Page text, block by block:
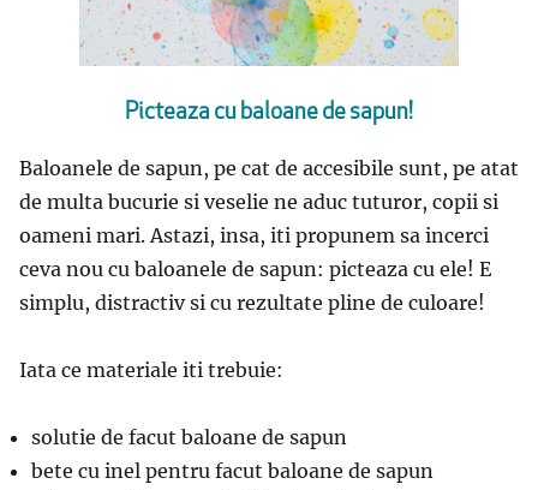
Picteaza cu baloane de sapun!
Baloanele de sapun, pe cat de accesibile sunt, pe atat
de multa bucurie si veselie ne aduc tuturor, copii si
oameni mari. Astazi, insa, iti propunem sa incerci
ceva nou cu baloanele de sapun: picteaza cu ele! E
simplu, distractiv si cu rezultate pline de culoare!
Iata ce materiale iti trebuie:
solutie de facut baloane de sapun
bete cu inel pentru facut baloane de sapun